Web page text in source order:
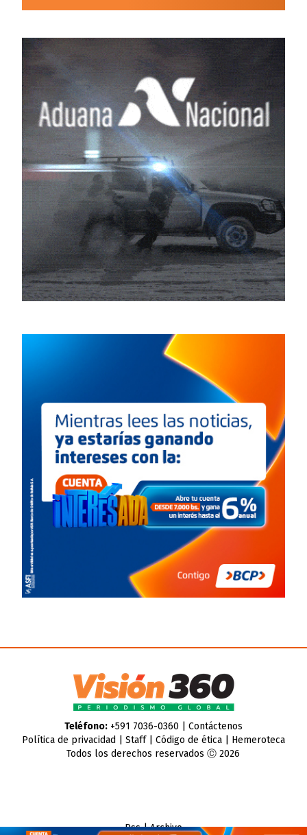
Teléfono:+591 7036-0360 | Contáctenos
Política de privacidad
Staff| Código de ética| Hemeroteca
Todos los derechos reservados Ⓒ 2026
Rss|Archivo